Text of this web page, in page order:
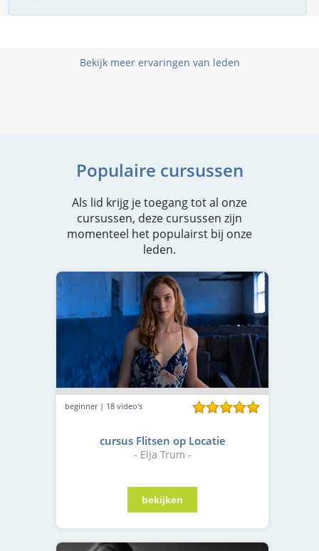
Bekijk meer ervaringen van leden
Populaire cursussen
Als lid krijg je toegang tot al onze
cursussen, deze cursussen zijn
momenteel het populairst bij onze
leden.
beginner | 18 video's
cursus Flitsen op Locatie
- Elja Trum -